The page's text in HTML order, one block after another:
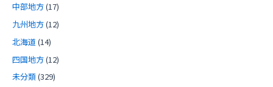
中部地方(17)
九州地方(12)
北海道 (14)
四国地方(12)
未分類(329)